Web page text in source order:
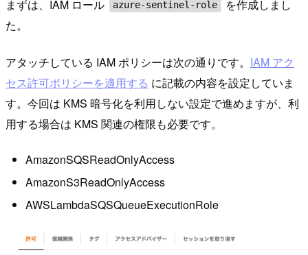
まずは、IAM ロール azure-sentinel-role
を作成しまし
た。
アタッチしている IAM ポリシーは次の通りです。 IAM アク
セス許可ポリシーを適用する に記載の内容を設定していま
す。今回は KMS 暗号化を利用しない設定で進めますが、利
用する場合は KMS 関連の権限も必要です。
AmazonSQSReadOnlyAccess
AmazonS3ReadOnlyAccess
AWSLambdaSQSQueueExecutionRole